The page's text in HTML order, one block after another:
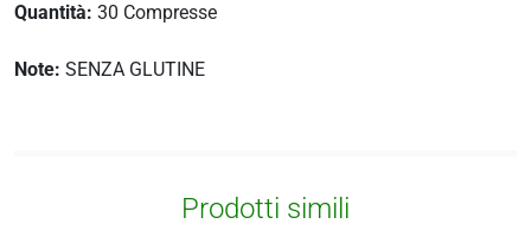
Quantità: 30 Compresse
Note: SENZA GLUTINE
Prodotti simili